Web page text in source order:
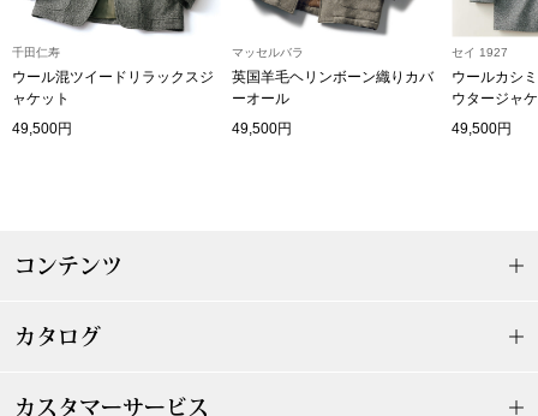
カンタベリー
金谷製靴
ヘンリーコッ
千田仁寿
ウール混ツイードリラックスジ
ャケット
49,500円
マッセルバラ
英国羊毛ヘリンボーン織りカバ
ーオール
49,500円
セイ 1927
ウールカシ
ウタージャ
49,500円
コンテンツ
カタログ
カスタマーサービス